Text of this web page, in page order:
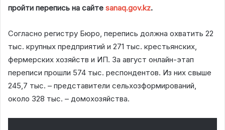
пройти перепись на сайте sanaq.gov.kz.
Согласно регистру Бюро, перепись должна охватить 22
тыс. крупных предприятий и 271 тыс. крестьянских,
фермерских хозяйств и ИП. За август онлайн-этап
переписи прошли 574 тыс. респондентов. Из них свыше
245,7 тыс. – представители сельхозформирований,
около 328 тыс. – домохозяйства.